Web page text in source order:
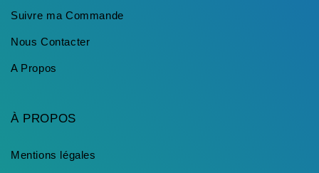
Suivre ma Commande
Nous Contacter
A Propos
À PROPOS
Mentions légales